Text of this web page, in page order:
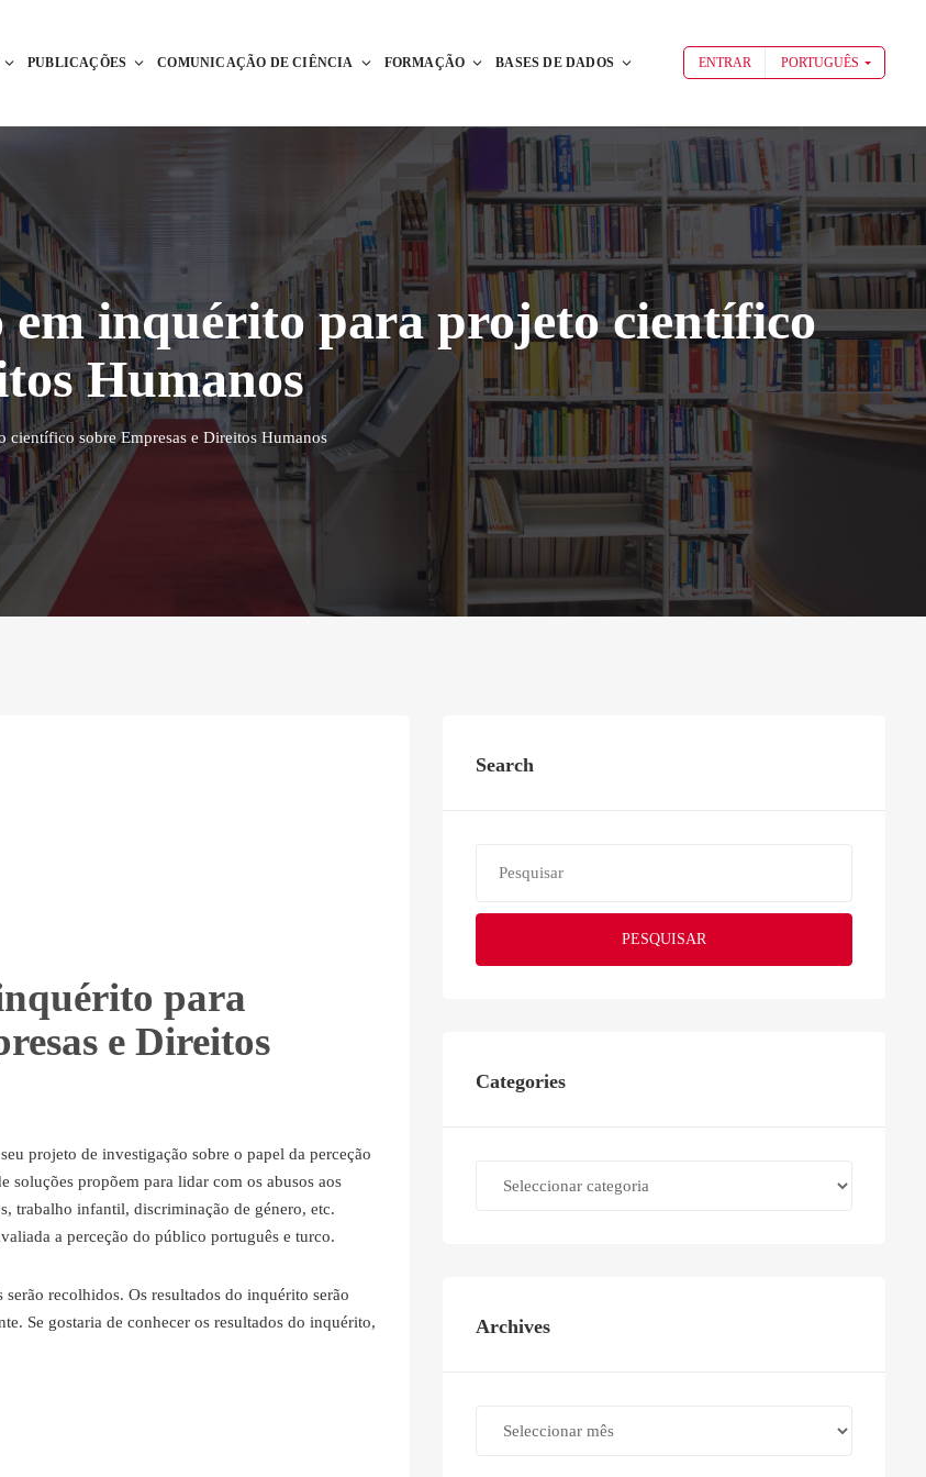
PUBLICAÇÕES COMUNICAÇÃO DE CIÊNCIA FORMAÇÃO BASES DE DADOS ENTRAR PORTUGUÊS
em inquérito para projeto científico
Humanos
científico sobre Empresas e Direitos Humanos
para
e Direitos
projeto de investigação sobre o papel da perceção
soluções propõem para lidar com os abusos aos
trabalho infantil, discriminação de género, etc.
a perceção do público português e turco.
recolhidos. Os resultados do inquérito serão
Se gostaria de conhecer os resultados do inquérito,
Search
PESQUISAR
Categories
Archives